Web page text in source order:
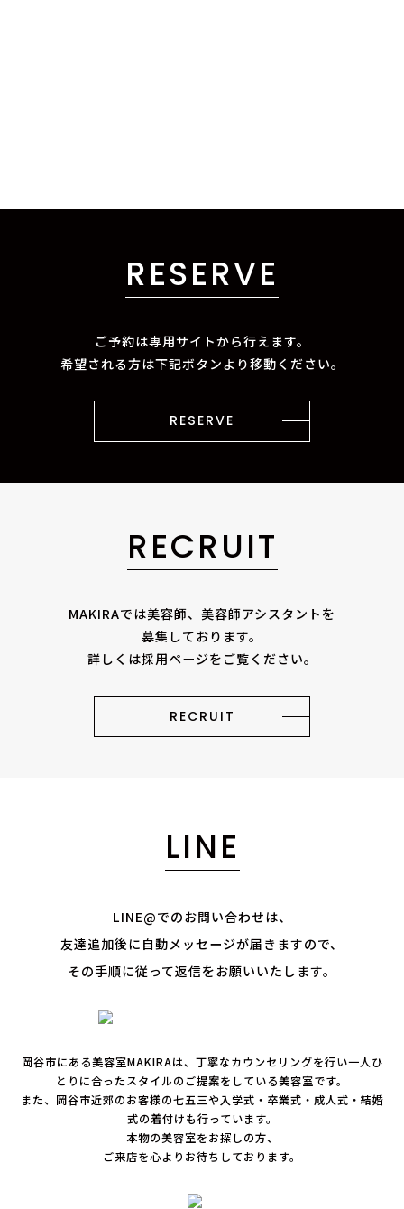
RESERVE
ご予約は専用サイトから行えます。
希望される方は下記ボタンより移動ください。
RESERVE
RECRUIT
MAKIRAでは美容師、美容師アシスタントを
募集しております。
詳しくは採用ページをご覧ください。
RECRUIT
LINE
LINE@でのお問い合わせは、
友達追加後に自動メッセージが届きますので、
その手順に従って返信をお願いいたします。
岡谷市にある美容室MAKIRAは、丁寧なカウンセリングを行い一人ひ
とりに合ったスタイルのご提案をしている美容室です。
また、岡谷市近郊のお客様の七五三や入学式・卒業式・成人式・結婚
式の着付けも行っています。
本物の美容室をお探しの方、
ご来店を心よりお待ちしております。